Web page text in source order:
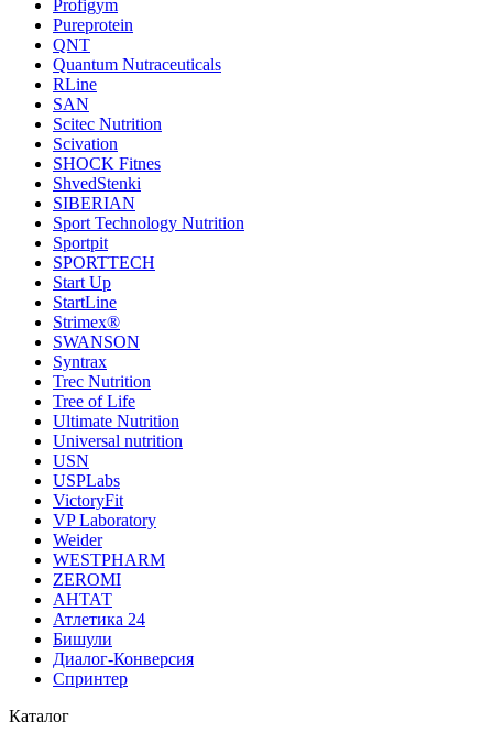
Profigym
Pureprotein
QNT
Quantum Nutraceuticals
RLine
SAN
Scitec Nutrition
Scivation
SHOCK Fitnes
ShvedStenki
SIBERIAN
Sport Technology Nutrition
Sportpit
SPORTTECH
Start Up
StartLine
Strimex®
SWANSON
Syntrax
Trec Nutrition
Tree of Life
Ultimate Nutrition
Universal nutrition
USN
USPLabs
VictoryFit
VP Laboratory
Weider
WESTPHARM
ZEROMI
АНТАТ
Атлетика 24
Бишули
Диалог-Конверсия
Спринтер
Каталог